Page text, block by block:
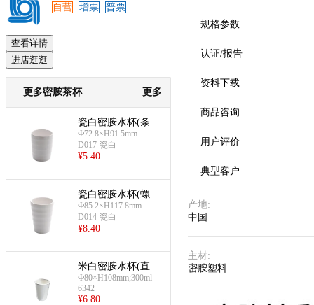
自营
增票 普票
查看详情
进店逛逛
更多密胺茶杯 更多
瓷白密胺水杯(条纹
杯)
Ф72.8×H91.5mm
D017-瓷白
¥5.40
瓷白密胺水杯(螺纹
杯)
Ф85.2×H117.8mm
D014-瓷白
¥8.40
米白密胺水杯(直
身)
Ф80×H108mm;300ml
6342
¥6.80
规格参数
认证/报告
资料下载
商品咨询
用户评价
典型客户
产地:
中国
主材:
密胺塑料